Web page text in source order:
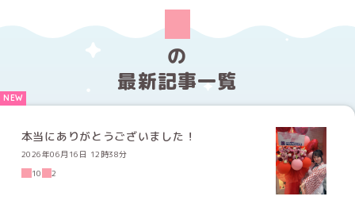
の
最新記事一覧
本当にありがとうございました！
2026年06月16日 12時38分
10
2